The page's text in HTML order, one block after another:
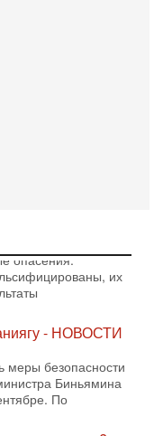
опасения:
их
- НОВОСТИ
меры безопасности
Биньямина
По